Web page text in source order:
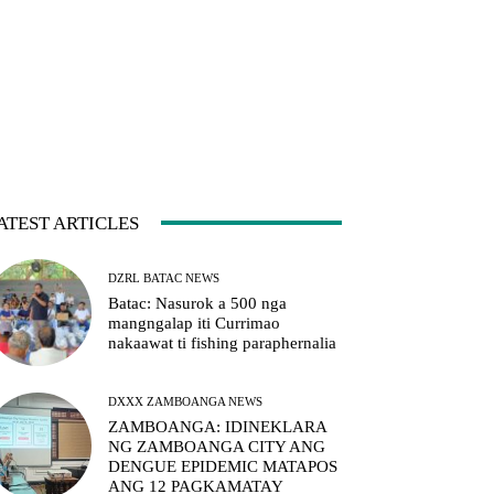
ARTICLES
DZRL BATAC NEWS
Batac: Nasurok a 500 nga
mangngalap iti Currimao
nakaawat ti fishing paraphernalia
DXXX ZAMBOANGA NEWS
ZAMBOANGA: IDINEKLARA
NG ZAMBOANGA CITY ANG
DENGUE EPIDEMIC MATAPOS
ANG 12 PAGKAMATAY